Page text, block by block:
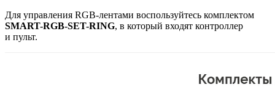
Для управления RGB-лентами воспользуйтесь комплектом
SMART-RGB-SET-RING, в который входят контроллер
и пульт.